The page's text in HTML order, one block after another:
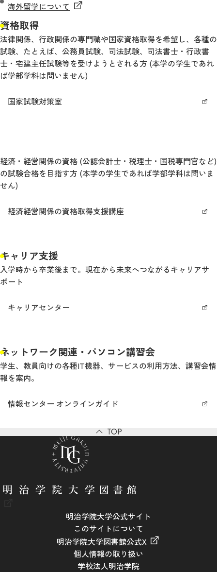
海外留学について
資格取得
法律関係、行政関係の専門職や国家資格取得を希望し、各種の
試験、たとえば、公務員試験、司法試験、司法書士・行政書
士・宅建主任試験等を受けようとされる方 (本学の学生であれ
ば学部学科は問いません)
国家試験対策室
経済・経営関係の資格 (公認会計士・税理士・国税専門官など)
の試験合格を目指す方 (本学の学生であれば学部学科は問いま
せん)
経済経営関係の資格取得支援講座
キャリア支援
入学時から卒業後まで。現在から未来へつながるキャリアサ
ポート
キャリアセンター
ネットワーク関連・パソコン講習会
学生、教員向けの各種IT機器、サービスの利用方法、講習会情
報を案内。
情報センター オンラインガイド
TOP
明治学院大学公式サイト
このサイトについて
明治学院大学図書館公式X
個人情報の取り扱い
学校法人明治学院